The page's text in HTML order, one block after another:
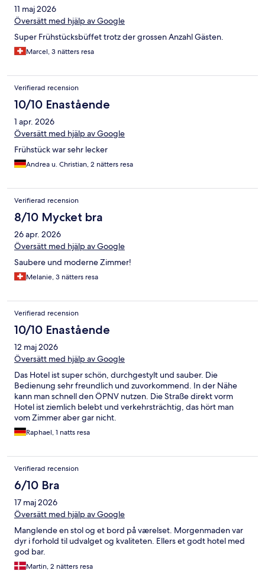
11 maj 2026
Översätt med hjälp av Google
Super Frühstücksbüffet trotz der grossen Anzahl Gästen.
Marcel, 3 nätters resa
Verifierad recension
10/10 Enastående
1 apr. 2026
Översätt med hjälp av Google
Frühstück war sehr lecker
Andrea u. Christian, 2 nätters resa
Verifierad recension
8/10 Mycket bra
26 apr. 2026
Översätt med hjälp av Google
Saubere und moderne Zimmer!
Melanie, 3 nätters resa
Verifierad recension
10/10 Enastående
12 maj 2026
Översätt med hjälp av Google
Das Hotel ist super schön, durchgestylt und sauber. Die
Bedienung sehr freundlich und zuvorkommend. In der Nähe
kann man schnell den ÖPNV nutzen. Die Straße direkt vorm
Hotel ist ziemlich belebt und verkehrsträchtig, das hört man
vom Zimmer aber gar nicht.
Raphael, 1 natts resa
Verifierad recension
6/10 Bra
17 maj 2026
Översätt med hjälp av Google
Manglende en stol og et bord på værelset. Morgenmaden var
dyr i forhold til udvalget og kvaliteten. Ellers et godt hotel med
god bar.
Martin, 2 nätters resa